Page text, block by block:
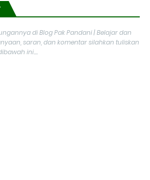
di Blog Pak Pandani | Belajar dan
saran, dan komentar silahkan tuliskan
ini....